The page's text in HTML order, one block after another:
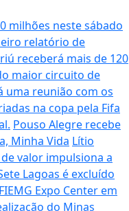
milhões neste sábado
relatório de
receberá mais de 120
maior circuito de
uma reunião com os
na copa pela Fifa
Pouso Alegre recebe
Minha Vida Lítio
valor impulsiona a
Lagoas é excluído
FIEMG Expo Center em
do Minas